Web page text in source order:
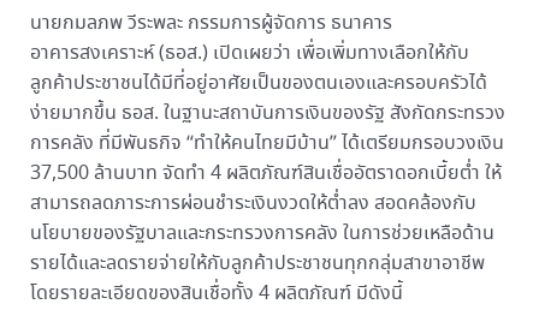
นายกมลภพ วีระพละ กรรมการผู้จัดการ ธนาคาร
อาคารสงเคราะห์ (ธอส.) เปิดเผยว่า เพื่อเพิ่มทางเลือกให้กับ
ลูกค้าประชาชนได้มีที่อยู่อาศัยเป็นของตนเองและครอบครัวได้
ง่ายมากขึ้น ธอส. ในฐานะสถาบันการเงินของรัฐ สังกัดกระทรวง
การคลัง ที่มีพันธกิจ “ทำให้คนไทยมีบ้าน” ได้เตรียมกรอบวงเงิน
37,500 ล้านบาท จัดทำ 4 ผลิตภัณฑ์สินเชื่ออัตราดอกเบี้ยต่ำ ให้
สามารถลดภาระการผ่อนชำระเงินงวดให้ต่ำลง สอดคล้องกับ
นโยบายของรัฐบาลและกระทรวงการคลัง ในการช่วยเหลือด้าน
รายได้และลดรายจ่ายให้กับลูกค้าประชาชนทุกกลุ่มสาขาอาชีพ
โดยรายละเอียดของสินเชื่อทั้ง 4 ผลิตภัณฑ์ มีดังนี้